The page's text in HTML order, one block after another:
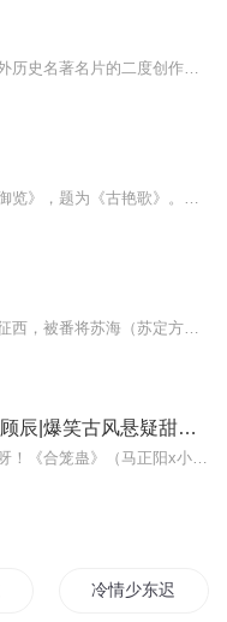
春种|李彦丰（小苒）X顾辰|爆笑古风悬疑甜宠|多人有声剧
冷情少东迟迟爱